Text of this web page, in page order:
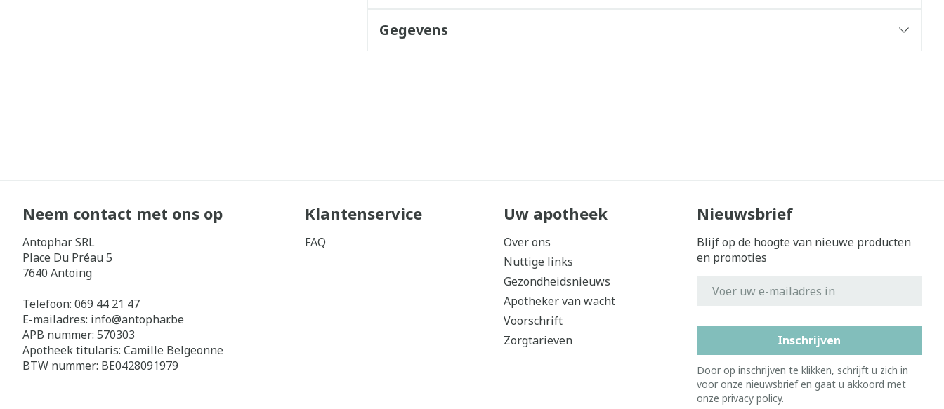
Gegevens
Neem contact met ons op
Antophar SRL
Place Du Préau 5
7640 Antoing
Telefoon: 069 44 21 47
E-mailadres: info@antophar.be
APB nummer: 570303
Apotheek titularis: Camille Belgeonne
BTW nummer: BE0428091979
Klantenservice
FAQ
Uw apotheek
Over ons
Nuttige links
Gezondheidsnieuws
Apotheker van wacht
Voorschrift
Zorgtarieven
Nieuwsbrief
Blijf op de hoogte van nieuwe producten
en promoties
Inschrijven
Door op inschrijven te klikken, schrijft u zich in
voor onze nieuwsbrief en gaat u akkoord met
onze privacy policy.